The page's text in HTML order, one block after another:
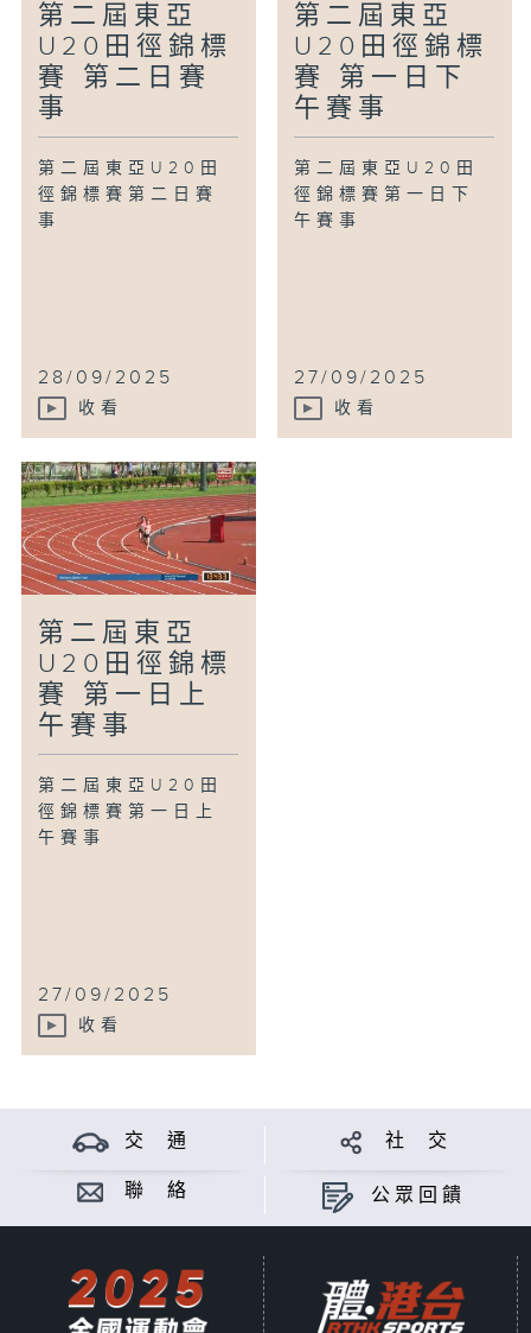
第二屆東亞
U20田徑錦標
賽 第二日賽
事
第二屆東亞U20田
徑錦標賽第二日賽
事
28/09/2025
收看
第二屆東亞
U20田徑錦標
賽 第一日下
午賽事
第二屆東亞U20田
徑錦標賽第一日下
午賽事
27/09/2025
收看
第二屆東亞
U20田徑錦標
賽 第一日上
午賽事
第二屆東亞U20田
徑錦標賽第一日上
午賽事
27/09/2025
收看
交 通 社 交
聯 絡 公眾回饋